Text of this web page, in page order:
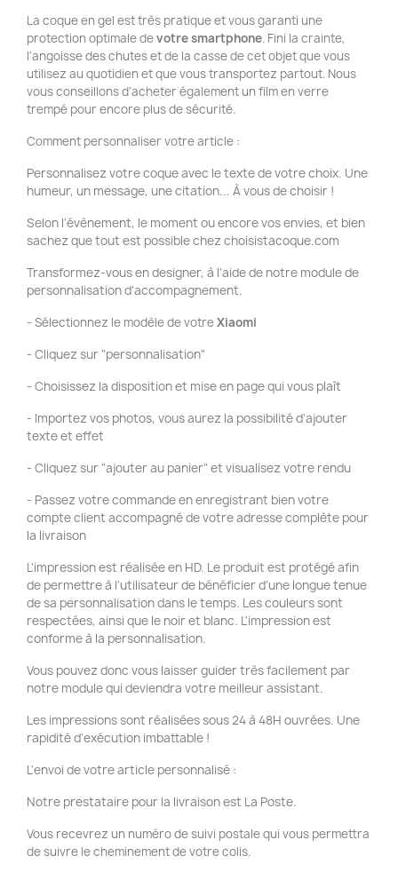
La coque en gel est très pratique et vous garanti une
protection optimale devotre smartphone. Fini la crainte,
l'angoisse des chutes et de la casse de cet objet que vous
utilisez au quotidien et que vous transportez partout. Nous
vous conseillons d'acheter également un film en verre
trempé pour encore plus de sécurité.
Comment personnaliser votre article :
Personnalisez votre coque avec le texte de votre choix. Une
humeur, un message, une citation... À vous de choisir !
Selon l'évènement, le moment ou encore vos envies, et bien
sachez que tout est possible chez choisistacoque.com
Transformez-vous en designer, à l'aide de notre module de
personnalisation d'accompagnement.
- Sélectionnez le modèle de votreXiaomi
- Cliquez sur "personnalisation"
- Choisissez la disposition et mise en page qui vous plaît
- Importez vos photos, vous aurez la possibilité d'ajouter
texte et effet
- Cliquez sur "ajouter au panier" et visualisez votre rendu
- Passez votre commande en enregistrant bien votre
compte client accompagné de votre adresse complète pour
la livraison
L'impression est réalisée en HD. Le produit est protégé afin
de permettre à l'utilisateur de bénéficier d'une longue tenue
de sa personnalisation dans le temps. Les couleurs sont
respectées, ainsi que le noir et blanc. L'impression est
conforme à la personnalisation.
Vous pouvez donc vous laisser guider très facilement par
notre module qui deviendra votre meilleur assistant.
Les impressions sont réalisées sous 24 à 48H ouvrées. Une
rapidité d'exécution imbattable !
L'envoi de votre article personnalisé :
Notre prestataire pour la livraison est La Poste.
Vous recevrez un numéro de suivi postale qui vous permettra
de suivre le cheminement de votre colis.